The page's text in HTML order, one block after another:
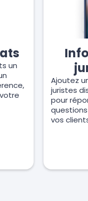
un
Ajoutez
juristes
pour
vos